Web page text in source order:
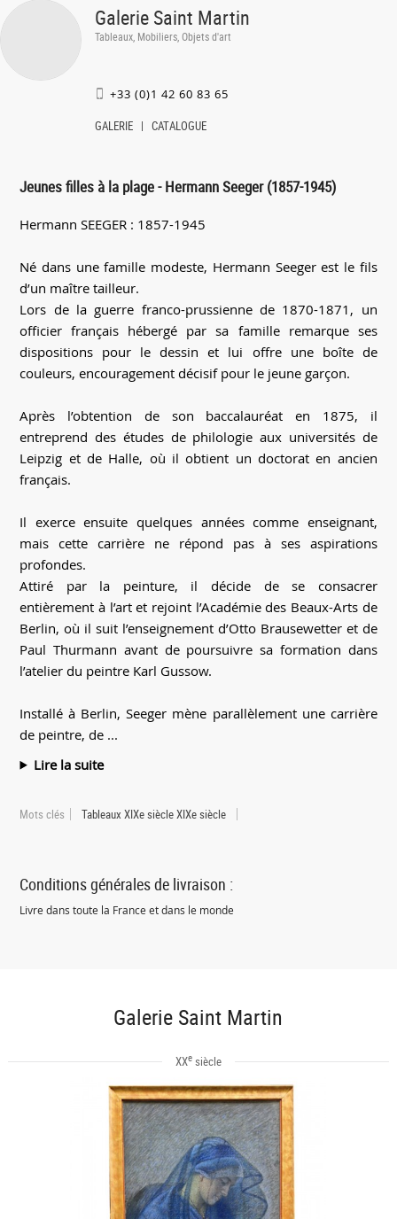
Galerie Saint Martin
Tableaux, Mobiliers, Objets d'art
+33 (0)1 42 60 83 65
GALERIE CATALOGUE
Jeunes filles à la plage - Hermann Seeger (1857-1945)
Hermann SEEGER : 1857-1945
Né dans une famille modeste, Hermann Seeger est le fils
d’un maître tailleur.
Lors de la guerre franco-prussienne de 1870-1871, un
officier français hébergé par sa famille remarque ses
dispositions pour le dessin et lui offre une boîte de
couleurs, encouragement décisif pour le jeune garçon.
Après l’obtention de son baccalauréat en 1875, il
entreprend des études de philologie aux universités de
Leipzig et de Halle, où il obtient un doctorat en ancien
français.
Il exerce ensuite quelques années comme enseignant,
mais cette carrière ne répond pas à ses aspirations
profondes.
Attiré par la peinture, il décide de se consacrer
entièrement à l’art et rejoint l’Académie des Beaux-Arts de
Berlin, où il suit l’enseignement d’Otto Brausewetter et de
Paul Thurmann avant de poursuivre sa formation dans
l’atelier du peintre Karl Gussow.
Installé à Berlin, Seeger mène parallèlement une carrière
de peintre, de ...
Lire la suite
Mots clés Tableaux XIXe siècle XIXe siècle
Conditions générales de livraison :
Livre dans toute la France et dans le monde
Galerie Saint Martin
XXesiècle